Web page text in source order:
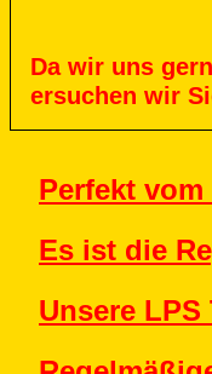
Dawir uns
ersuchen wir
Perfekt
Es ist die
Unsere